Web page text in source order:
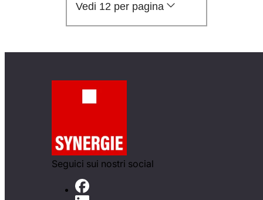
Vedi 12 per pagina
Seguici sui nostri social